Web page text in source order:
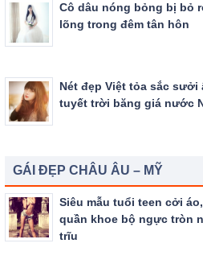
Cô dâu nóng bỏng bị bỏ
lõng trong đêm tân hôn
Nét đẹp Việt tỏa sắc sưởi
tuyết trời băng giá nước
GÁI ĐẸP CHÂU ÂU – MỸ
Siêu mẫu tuổi teen cởi
quần khoe bộ ngực tròn
trĩu